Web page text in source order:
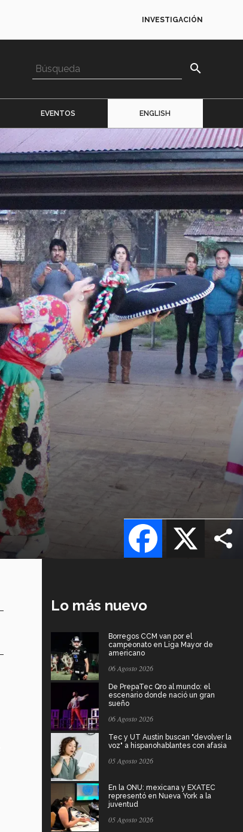
INVESTIGACIÓN
search
EVENTOS ENGLISH
X
Facebook
Lo más nuevo
Borregos CCM van por el
campeonato en Liga Mayor de
americano
06 Agosto 2026
De PrepaTec Qro al mundo: el
escenario donde nació un gran
sueño
06 Agosto 2026
Tec y UT Austin buscan "devolver la
voz" a hispanohablantes con afasia
05 Agosto 2026
En la ONU: mexicana y EXATEC
representó en Nueva York a la
juventud
05 Agosto 2026